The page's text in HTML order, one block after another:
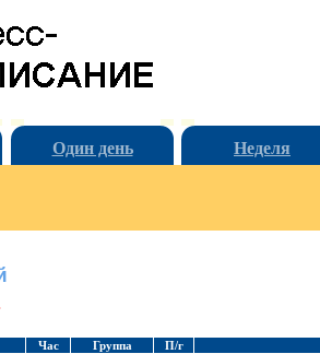
Один день Неделя
Час Группа
П/г